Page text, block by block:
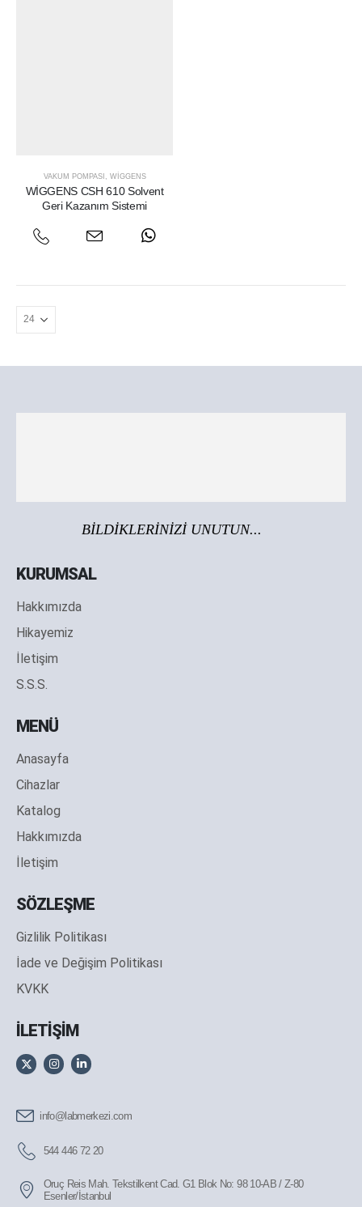
VAKUM POMPASI WIGGENS
WİGGENS CSH 610 Solvent
Geri Kazanım Sistemi
BİLDİKLERİNİZİ UNUTUN...
KURUMSAL
Hakkımızda
Hikayemiz
İletişim
S.S.S.
MENÜ
Anasayfa
Cihazlar
Katalog
Hakkımızda
İletişim
SÖZLEŞME
Gizlilik Politikası
İade ve Değişim Politikası
KVKK
İLETİŞİM
info@labmerkezi.com
544 446 72 20
Oruç Reis Mah. Tekstilkent Cad. G1 Blok No: 98 10-AB / Z-80
Esenler/İstanbul